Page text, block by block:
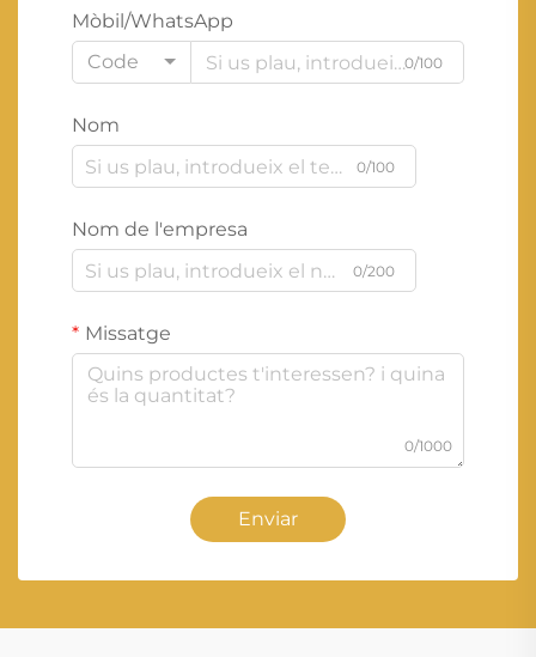
Mòbil/WhatsApp
Code
0/100
Nom
0/100
Nom de l'empresa
0/200
Missatge
0/1000
Enviar